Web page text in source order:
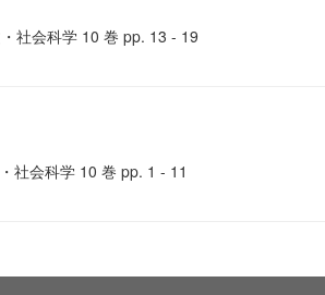
社会科学 10 巻 pp. 13 - 19
社会科学 10 巻 pp. 1 - 11